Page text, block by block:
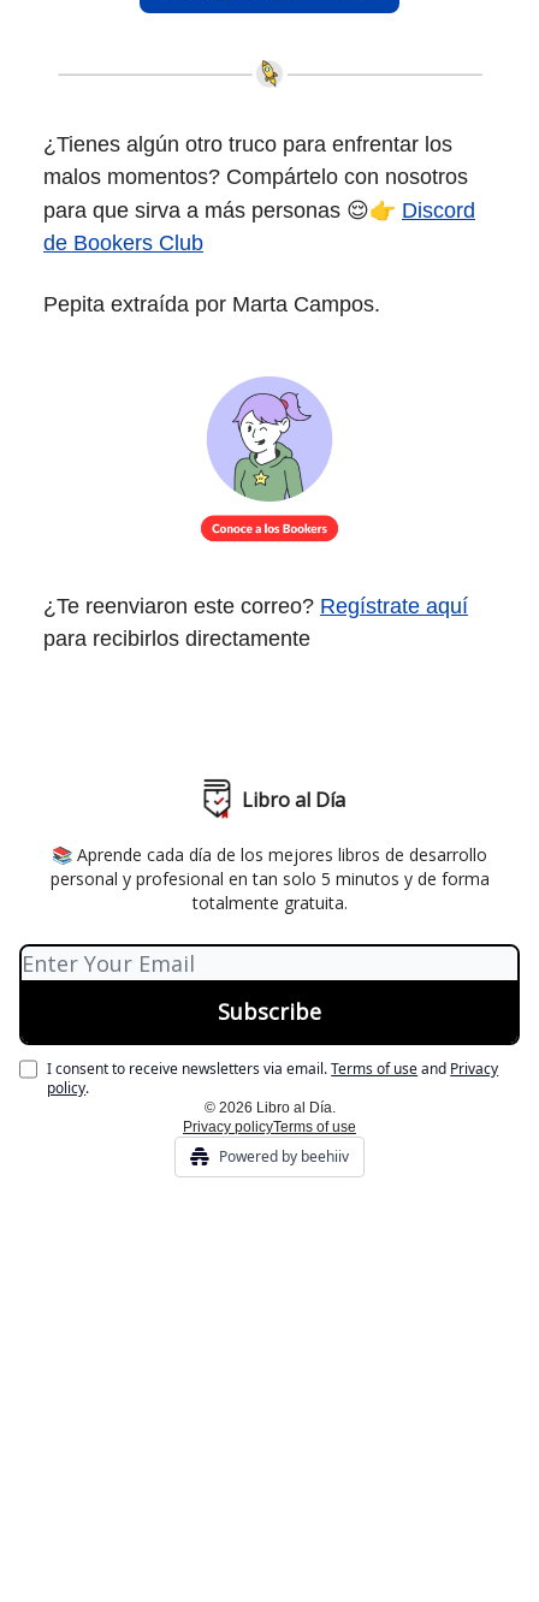
¿Tienes algún otro truco para enfrentar los
malos momentos? Compártelo con nosotros
para que sirva a más personas 😌👉 Discord
de Bookers Club
Pepita extraída por Marta Campos.
¿Te reenviaron este correo? Regístrate aquí
para recibirlos directamente
Libro al Día
📚 Aprende cada día de los mejores libros de desarrollo
personal y profesional en tan solo 5 minutos y de forma
totalmente gratuita.
I consent to receive newsletters via email.Terms of useand Privacy
policy.
© 2026 Libro al Día.
Privacy policyTerms of use
Powered by beehiiv